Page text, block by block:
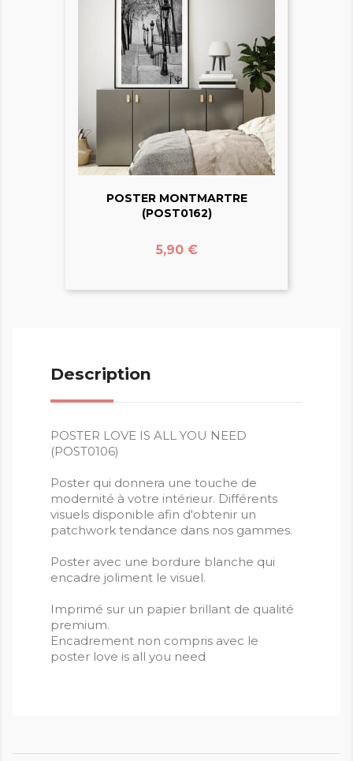
POSTER MONTMARTRE
(POST0162)
Prix
5,90 €
Description
POSTER LOVE IS ALL YOU NEED
(POST0106)
Poster qui donnera une touche de
modernité à votre intérieur. Différents
visuels disponible afin d'obtenir un
patchwork tendance dans nos gammes.
Poster avec une bordure blanche qui
encadre joliment le visuel.
Imprimé sur un papier brillant de qualité
premium.
Encadrement non compris avec le
poster love is all you need